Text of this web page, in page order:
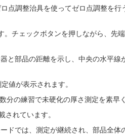
点調整治具を使ってゼロ点調整を行
チェックボタンを押しながら、先
と部品の距離を示し、中央の水平
値が表示されます。
の練習で未硬化の厚さ測定を素早
されています。
ドでは、測定が継続され、部品全体